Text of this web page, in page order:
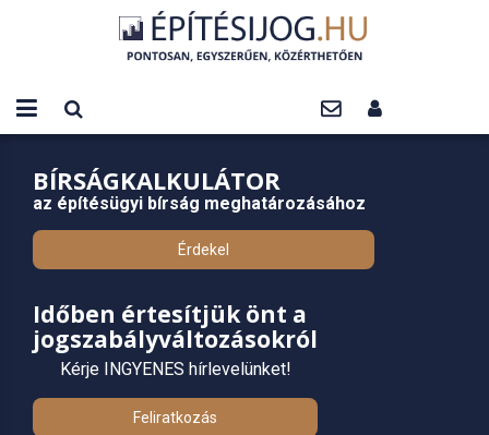
BÍRSÁGKALKULÁTOR
az építésügyi bírság meghatározásához
Érdekel
Időben értesítjük önt a
jogszabályváltozásokról
Kérje INGYENES hírlevelünket!
Feliratkozás